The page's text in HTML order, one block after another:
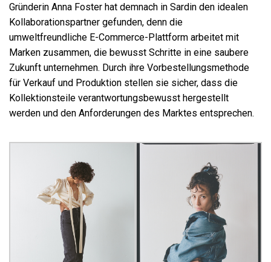
Gründerin Anna Foster hat demnach in Sardin den idealen
Kollaborationspartner gefunden, denn die
umweltfreundliche E-Commerce-Plattform arbeitet mit
Marken zusammen, die bewusst Schritte in eine saubere
Zukunft unternehmen. Durch ihre Vorbestellungsmethode
für Verkauf und Produktion stellen sie sicher, dass die
Kollektionsteile verantwortungsbewusst hergestellt
werden und den Anforderungen des Marktes entsprechen.